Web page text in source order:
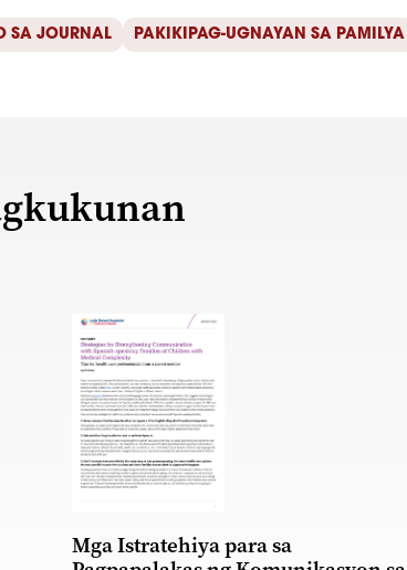
SA JOURNAL PAKIKIPAG-UGNAYAN SA PAMILYA
Mga Istratehiya para sa